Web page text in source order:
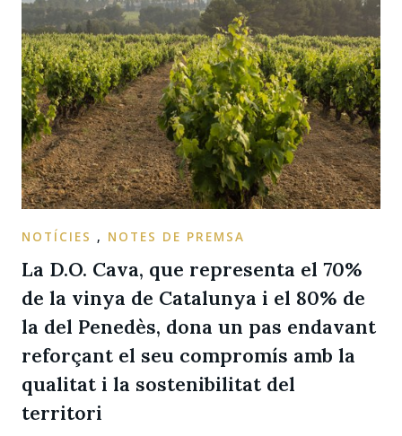
NOTÍCIES , NOTES DE PREMSA
La D.O. Cava, que representa el 70%
de la vinya de Catalunya i el 80% de
la del Penedès, dona un pas endavant
reforçant el seu compromís amb la
qualitat i la sostenibilitat del
territori